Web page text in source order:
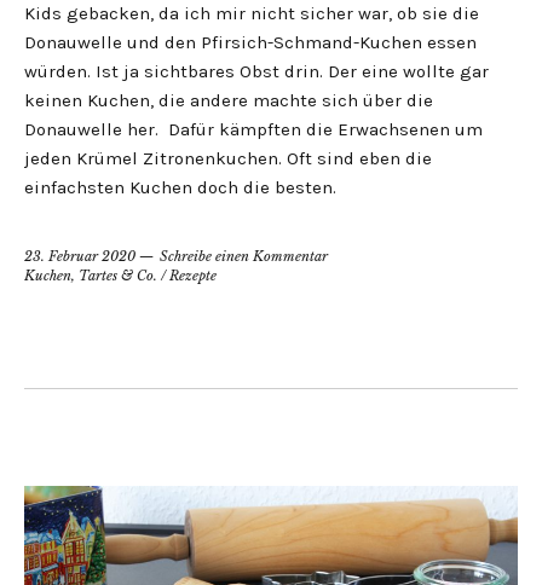
Kids gebacken, da ich mir nicht sicher war, ob sie die
Donauwelle und den Pfirsich-Schmand-Kuchen essen
würden. Ist ja sichtbares Obst drin. Der eine wollte gar
keinen Kuchen, die andere machte sich über die
Donauwelle her. Dafür kämpften die Erwachsenen um
jeden Krümel Zitronenkuchen. Oft sind eben die
einfachsten Kuchen doch die besten.
23. Februar 2020
Schreibe einen Kommentar
Kuchen, Tartes & Co. / Rezepte